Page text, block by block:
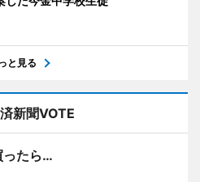
と見る
新聞VOTE
ったら…